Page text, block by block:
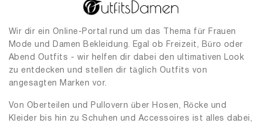
Wir dir ein Online-Portal rund um das Thema für Frauen
Mode und Damen Bekleidung. Egal ob Freizeit, Büro oder
Abend Outfits - wir helfen dir dabei den ultimativen Look
zu entdecken und stellen dir täglich Outfits von
angesagten Marken vor.
Von Oberteilen und Pullovern über Hosen, Röcke und
Kleider bis hin zu Schuhen und Accessoires ist alles dabei,